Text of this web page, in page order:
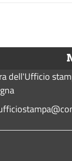
g
L
n
dell'Ufficio